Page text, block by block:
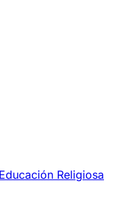
Religiosa